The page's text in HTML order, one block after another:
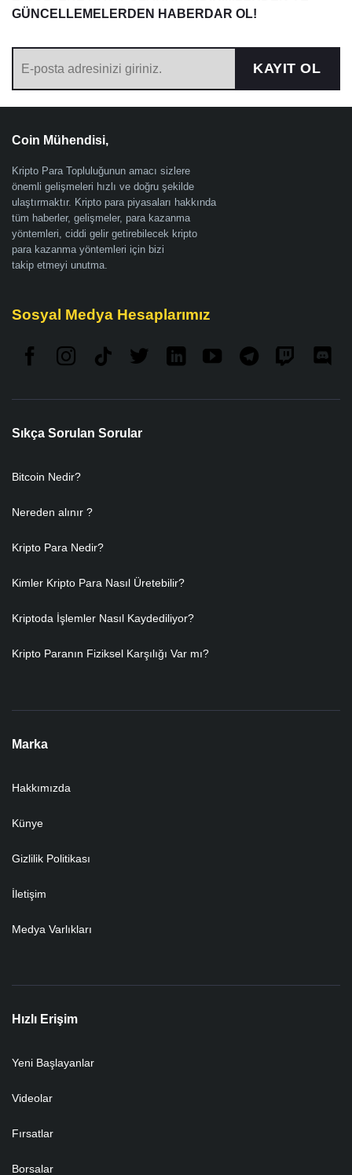
GÜNCELLEMELERDEN HABERDAR OL!
KAYIT OL
Coin Mühendisi,
Kripto Para Topluluğunun amacı sizlere
önemli gelişmeleri hızlı ve doğru şekilde
ulaştırmaktır. Kripto para piyasaları hakkında
tüm haberler, gelişmeler, para kazanma
yöntemleri, ciddi gelir getirebilecek kripto
para kazanma yöntemleri için bizi
takip etmeyi unutma.
Sosyal Medya Hesaplarımız
Sıkça Sorulan Sorular
Bitcoin Nedir?
Nereden alınır ?
Kripto Para Nedir?
Kimler Kripto Para Nasıl Üretebilir?
Kriptoda İşlemler Nasıl Kaydediliyor?
Kripto Paranın Fiziksel Karşılığı Var mı?
Marka
Hakkımızda
Künye
Gizlilik Politikası
İletişim
Medya Varlıkları
Hızlı Erişim
Yeni Başlayanlar
Videolar
Fırsatlar
Borsalar